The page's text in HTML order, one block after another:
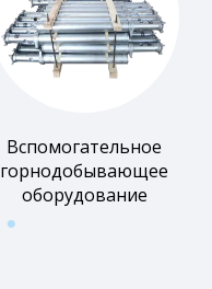
Вспомогательное
горнодобывающее
оборудование